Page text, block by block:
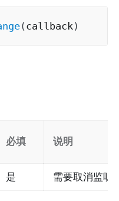
( callback)
必填 说明
是 需要取消监听